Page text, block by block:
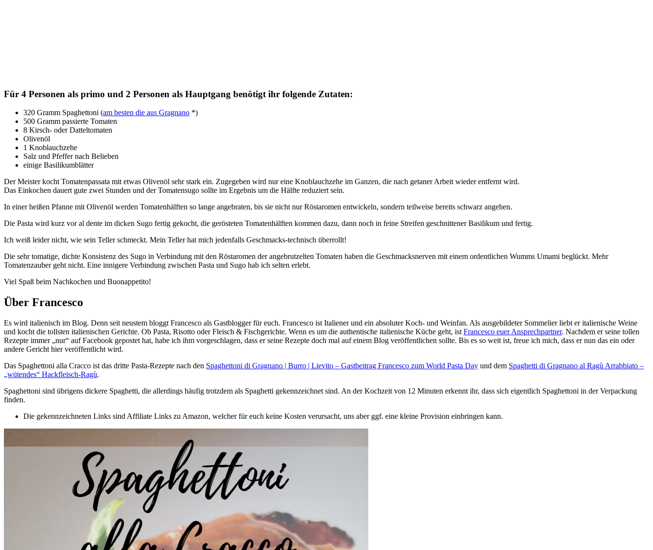
Für 4 Personen als primo und 2 Personen als Hauptgang benötigt ihr folgende Zutaten:
320 Gramm Spaghettoni (am besten die aus Gragnano *)
500 Gramm passierte Tomaten
8 Kirsch- oder Datteltomaten
Olivenöl
1 Knoblauchzehe
Salz und Pfeffer nach Belieben
einige Basilikumblätter
Der Meister kocht Tomatenpassata mit etwas Olivenöl sehr stark ein. Zugegeben wird nur eine Knoblauchzehe im Ganzen, die nach getaner Arbeit wieder entfernt wird.
Das Einkochen dauert gute zwei Stunden und der Tomatensugo sollte im Ergebnis um die Hälfte reduziert sein.
In einer heißen Pfanne mit Olivenöl werden Tomatenhälften so lange angebraten, bis sie nicht nur Röstaromen entwickeln, sondern teilweise bereits schwarz angehen.
Die Pasta wird kurz vor al dente im dicken Sugo fertig gekocht, die gerösteten Tomatenhälften kommen dazu, dann noch in feine Streifen geschnittener Basilikum und fertig.
Ich weiß leider nicht, wie sein Teller schmeckt. Mein Teller hat mich jedenfalls Geschmacks-technisch überrollt!
Die sehr tomatige, dichte Konsistenz des Sugo in Verbindung mit den Röstaromen der angebrutzelten Tomaten haben die Geschmacksnerven mit einem ordentlichen Wumms Umami beglückt. Mehr
Tomatenzauber geht nicht. Eine innigere Verbindung zwischen Pasta und Sugo hab ich selten erlebt.
Viel Spaß beim Nachkochen und Buonappetito!
Über Francesco
Es wird italienisch im Blog. Denn seit neustem bloggt Francesco als Gastblogger für euch. Francesco ist Italiener und ein absoluter Koch- und Weinfan. Als ausgebildeter Sommelier liebt er italienische Weine
und kocht die tollsten italienischen Gerichte. Ob Pasta, Risotto oder Fleisch & Fischgerichte. Wenn es um die authentische italienische Küche geht, ist Francesco euer Ansprechpartner. Nachdem er seine tollen
Rezepte immer „nur“ auf Facebook gepostet hat, habe ich ihm vorgeschlagen, dass er seine Rezepte doch mal auf einem Blog veröffentlichen sollte. Bis es so weit ist, freue ich mich, dass er nun das ein oder
andere Gericht hier veröffentlicht wird.
Das Spaghettoni alla Cracco ist das dritte Pasta-Rezepte nach den Spaghettoni di Gragnano | Burro | Lievito – Gastbeitrag Francesco zum World Pasta Day und dem Spaghetti di Gragnano al Ragù Arrabbiato –
„wütendes“ Hackfleisch-Ragù.
Spaghettoni sind übrigens dickere Spaghetti, die allerdings häufig trotzdem als Spaghetti gekennzeichnet sind. An der Kochzeit von 12 Minuten erkennt ihr, dass sich eigentlich Spaghettoni in der Verpackung
finden.
Die gekennzeichneten Links sind Affiliate Links zu Amazon, welcher für euch keine Kosten verursacht, uns aber ggf. eine kleine Provision einbringen kann.